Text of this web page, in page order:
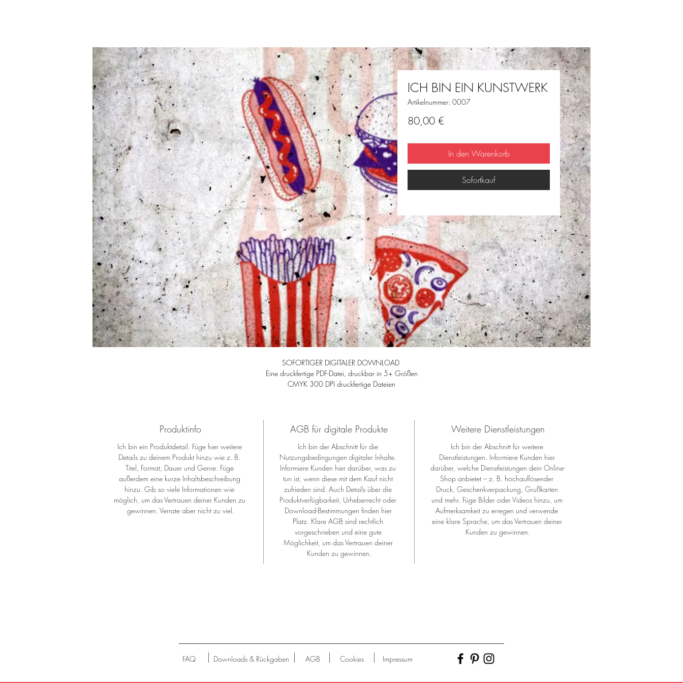
ICH BIN EIN KUNSTWERK
Artikelnummer: 0007
80,00 €Preis
In den Warenkorb
Sofortkauf
SOFORTIGER DIGITALER DOWNLOAD
Eine druckfertige PDF-Datei, druckbar in 5+ Größen
CMYK 300 DPI druckfertige Dateien
Produktinfo
Ich bin ein Produktdetail. Füge hier weitere
Details zu deinem Produkt hinzu wie z. B.
Titel, Format, Dauer und Genre. Füge
außerdem eine kurze Inhaltsbeschreibung
hinzu. Gib so viele Informationen wie
möglich, um das Vertrauen deiner Kunden zu
gewinnen. Verrate aber nicht zu viel.
AGB für digitale Produkte
Ich bin der Abschnitt für die
Nutzungsbedingungen digitaler Inhalte.
Informiere Kunden hier darüber, was zu
tun ist, wenn diese mit dem Kauf nicht
zufrieden sind. Auch Details über die
Produktverfügbarkeit, Urheberrecht oder
Download-Bestimmungen finden hier
Platz. Klare AGB sind rechtlich
vorgeschrieben und eine gute
Möglichkeit, um das Vertrauen deiner
Kunden zu gewinnen.
Weitere Dienstleistungen
Ich bin der Abschnitt für weitere
Dienstleistungen. Informiere Kunden hier
darüber, welche Dienstleistungen dein Online-
Shop anbietet – z. B. hochauflösender
Druck, Geschenkverpackung, Grußkarten
und mehr. Füge Bilder oder Videos hinzu, um
Aufmerksamkeit zu erregen und verwende
eine klare Sprache, um das Vertrauen deiner
Kunden zu gewinnen.
FAQ Downloads & Rückgaben AGB Cookies Impressum